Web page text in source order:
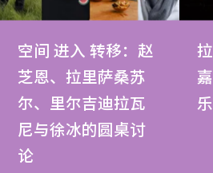
空间 进入 转移：赵
芝恩、拉里萨桑苏
尔、里尔吉迪拉瓦
尼与徐冰的圆桌讨
论